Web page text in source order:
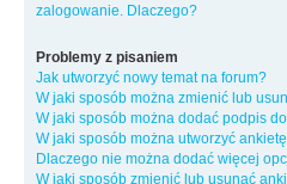
zalogowanie. Dlaczego?
Problemy z pisaniem
Jak utworzyć nowy temat na forum?
W jaki sposób można zmienić lub
W jaki sposób można dodać podpis
W jaki sposób można utworzyć
Dlaczego nie można dodać więcej
W jaki sposób zmienić lub usunąć